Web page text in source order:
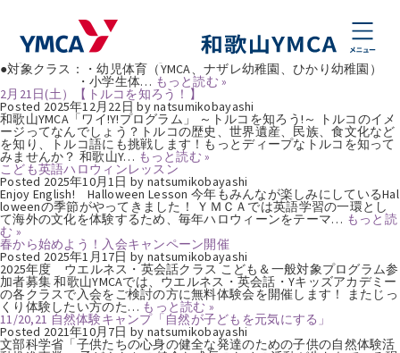
期間限定【クラス1ヶ月体験会】
2026年5月15日 natsumikobayashi
【期間限定キャンペーン】 1ヶ月クラス体験会 ●対象：クラスへの入
会をご検討の方、習いごとを始めたい方、クラスにご興味のある方。
●対象クラス：・幼児体育（YMCA、ナザレ幼稚園、ひかり幼稚園）
・小学生体… もっと読む »
2月21日(土）【トルコを知ろう！】
Posted 2025年12月22日bynatsumikobayashi
和歌山YMCA「ワイ!Y!プログラム」 ～トルコを知ろう!～ トルコのイメ
ージってなんでしょう？トルコの歴史、世界遺産、民族、食文化など
を知り、トルコ語にも挑戦します！もっとディープなトルコを知って
みませんか？ 和歌山Y… もっと読む »
こども英語ハロウィンレッスン
Posted 2025年10月1日 by natsumikobayashi
Enjoy English! Halloween Lesson 今年もみんなが楽しみにしているHal
loweenの季節がやってきました！ ＹＭＣＡでは英語学習の一環とし
て海外の文化を体験するため、毎年ハロウィーンをテーマ… もっと読
む »
春から始めよう！入会キャンペーン開催
Posted 2025年1月17日 by natsumikobayashi
2025年度 ウエルネス・英会話クラス こども＆一般対象プログラム参
加者募集 和歌山YMCAでは、ウエルネス・英会話・Yキッズアカデミー
の各クラスで入会をご検討の方に無料体験会を開催します！ またじっ
くり体験したい方のた… もっと読む »
11/20,21 自然体験キャンプ「自然が子どもを元気にする」
Posted 2021年10月7日 by natsumikobayashi
文部科学省「子供たちの心身の健全な発達のための子供の自然体験活